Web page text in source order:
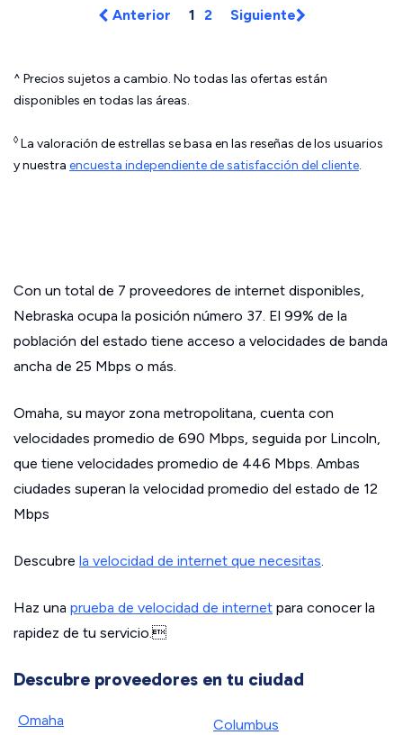
Anterior 1 2 Siguiente
^ Precios sujetos a cambio. No todas las ofertas están
disponibles en todas las áreas.
◊ La valoración de estrellas se basa en las reseñas de los usuarios
y nuestra encuesta independiente de satisfacción del cliente.
Con un total de 7 proveedores de internet disponibles,
Nebraska ocupa la posición número 37. El 99% de la
población del estado tiene acceso a velocidades de banda
ancha de 25 Mbps o más.
Omaha, su mayor zona metropolitana, cuenta con
velocidades promedio de 690 Mbps, seguida por Lincoln,
que tiene velocidades promedio de 446 Mbps. Ambas
ciudades superan la velocidad promedio del estado de 12
Mbps
Descubre la velocidad de internet que necesitas.
Haz una prueba de velocidad de internet para conocer la
rapidez de tu servicio.
Descubre proveedores en tu ciudad
Omaha
Columbus